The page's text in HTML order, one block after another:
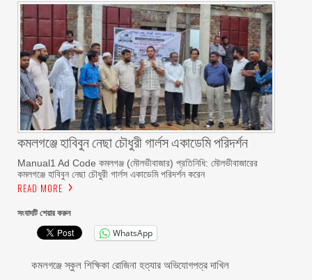
কমলগঞ্জে হাবিবুন নেছা চৌধুরী গার্লস একাডেমি পরিদর্শন
Manual1 Ad Code কমলগঞ্জ (মৌলভীবাজার) প্রতিনিধি: মৌলভীবাজারের
কমলগঞ্জে হাবিবুন নেছা চৌধুরী গার্লস একাডেমি পরিদর্শন করেন
READ MORE
সংবাদটি শেয়ার করুন
WhatsApp
কমলগঞ্জে স্কুল শিক্ষিকা রোজিনা হত্যার অভিযোগপত্র দাখিল